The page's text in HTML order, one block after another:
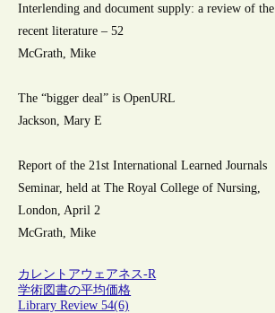
Interlending and document supply: a review of the
recent literature – 52
McGrath, Mike
The “bigger deal” is OpenURL
Jackson, Mary E
Report of the 21st International Learned Journals
Seminar, held at The Royal College of Nursing,
London, April 2
McGrath, Mike
カレントアウェアネス-R
学術図書の平均価格
Library Review 54(6)